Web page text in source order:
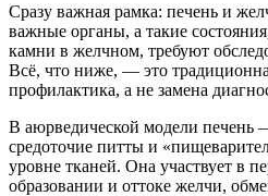
Сразу важная рамка: печень и
важные органы, а такие
камни в желчном, требуют
Всё, что ниже, — это
профилактика, а не замена
В аюрведической модели печень
средоточие питты и
уровне тканей. Она участвует в
образовании и оттоке желчи,